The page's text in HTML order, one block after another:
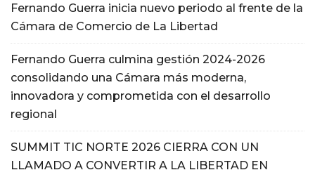
Fernando Guerra inicia nuevo periodo al frente de la
Cámara de Comercio de La Libertad
Fernando Guerra culmina gestión 2024-2026
consolidando una Cámara más moderna,
innovadora y comprometida con el desarrollo
regional
SUMMIT TIC NORTE 2026 CIERRA CON UN
LLAMADO A CONVERTIR A LA LIBERTAD EN